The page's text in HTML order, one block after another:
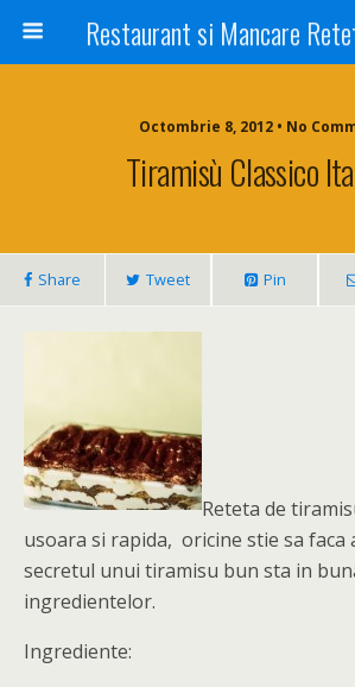
Octombrie 8, 2012 • No
Tiramisù Classico
Share Tweet Pin
Reteta de
usoara si rapida, oricine stie sa faca
secretul unui tiramisu bun sta in
ingredientelor.
Ingrediente: